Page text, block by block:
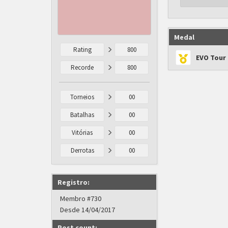
Rating 800
Recorde 800
Torneios 00
Batalhas 00
Vitórias 00
Derrotas 00
Registro:
Membro #730
Desde 14/04/2017
Medal
EVO Tour